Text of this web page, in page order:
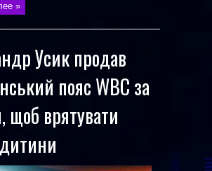
»
Усик продав
пояс WBC за
щоб врятувати